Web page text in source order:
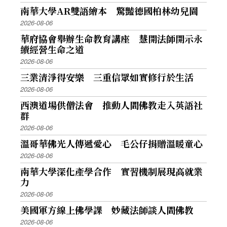
南華大學AR雙語繪本 驚豔德國柏林幼兒園
2026-08-06
華府協會舉辦生命教育講座 慧開法師開示永
續經營生命之道
2026-08-06
三業清淨得安樂 三重信眾如實修行於生活
2026-08-06
西澳道場供僧法會 推動人間佛教走入英語社
群
2026-08-06
溫哥華佛光人傳遞愛心 毛公仔捐贈溫暖童心
2026-08-06
南華大學深化產學合作 實習機制展現高就業
力
2026-08-06
美國軍方線上佛學課 妙藏法師談人間佛教
2026-08-06